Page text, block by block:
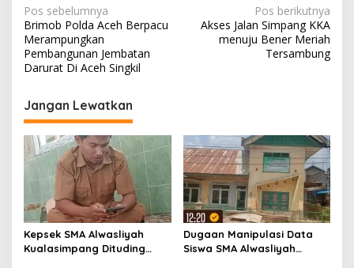
N
a
v
i
g
a
s
i
p
o
s
Pos sebelumnya
Brimob Polda Aceh Berpacu
Merampungkan
Pembangunan Jembatan
Darurat Di Aceh Singkil
Pos berikutnya
Akses Jalan Simpang KKA
menuju Bener Meriah
Tersambung
Jangan Lewatkan
Kepsek SMA Alwasliyah
Kualasimpang Dituding
Dugaan Manipulasi Data
Siswa SMA Alwasliyah